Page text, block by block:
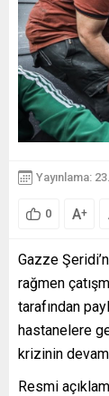
Yayınlama:
0 A+
Gazze
rağmen
tarafından
hastanelere
krizinin
Resmi